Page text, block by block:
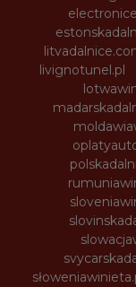
livignotunel.pl